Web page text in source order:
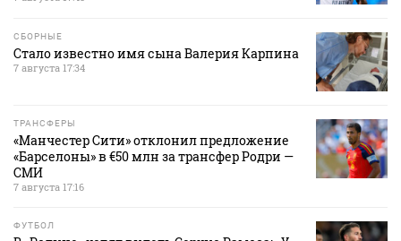
СБОРНЫЕ
Стало известно имя сына Валерия Карпина
7 августа 17:34
ТРАНСФЕРЫ
«Манчестер Сити» отклонил предложение
«Барселоны» в €50 млн за трансфер Родри —
СМИ
7 августа 17:16
ФУТБОЛ